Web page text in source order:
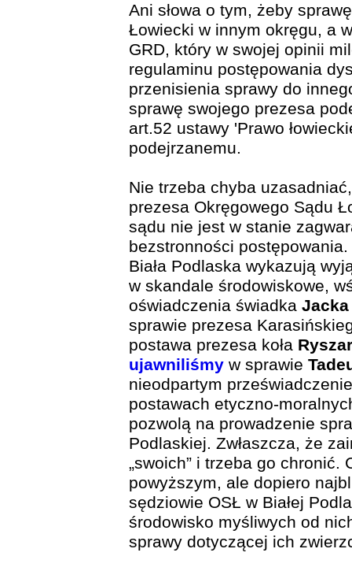
Ani słowa o tym, żeby
Łowiecki w innym okręgu, a
GRD, który w swojej opinii
regulaminu postępowania
przenisienia sprawy do
sprawę swojego prezesa
art.52 ustawy 'Prawo
podejrzanemu.
Nie trzeba chyba
prezesa Okręgowego Sądu
sądu nie jest w stanie
bezstronności
Biała Podlaska wykazują
w skandale środowiskowe,
oświadczenia świadka
sprawie prezesa
postawa prezesa koła
ujawniliśmy w sprawie
nieodpartym
postawach etyczno-
pozwolą na prowadzenie
Podlaskiej. Zwłaszcza, że
„swoich” i trzeba go chronić.
powyższym, ale dopiero
sędziowie OSŁ w Białej
środowisko myśliwych od
sprawy dotyczącej ich